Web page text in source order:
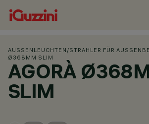
AUSSENLEUCHTEN /STRAHLER FÜR
Ø368MM SLIM
AGORÀ
SLIM